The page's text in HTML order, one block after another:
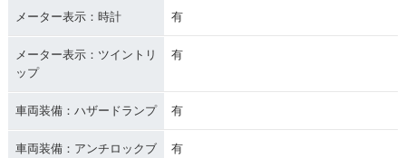
メーター表示：時計 有
メーター表示：ツイントリ
ップ
有
車両装備：ハザードランプ 有
車両装備：アンチロックブ
有